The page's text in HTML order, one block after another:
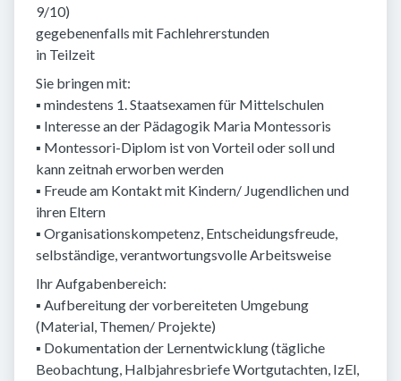
9/10)
gegebenenfalls mit Fachlehrerstunden
in Teilzeit
Sie bringen mit:
▪ mindestens 1. Staatsexamen für Mittelschulen
▪ Interesse an der Pädagogik Maria Montessoris
▪ Montessori-Diplom ist von Vorteil oder soll und
kann zeitnah erworben werden
▪ Freude am Kontakt mit Kindern/ Jugendlichen und
ihren Eltern
▪ Organisationskompetenz, Entscheidungsfreude,
selbständige, verantwortungsvolle Arbeitsweise
Ihr Aufgabenbereich:
▪ Aufbereitung der vorbereiteten Umgebung
(Material, Themen/ Projekte)
▪ Dokumentation der Lernentwicklung (tägliche
Beobachtung, Halbjahresbriefe Wortgutachten, IzEl,